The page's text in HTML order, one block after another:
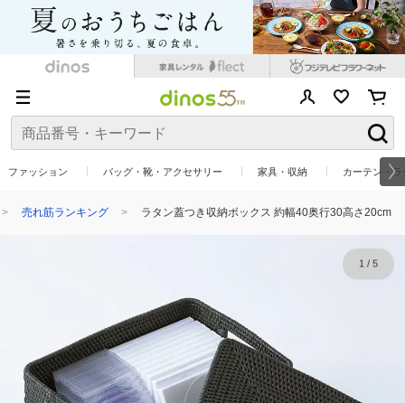
ファッション バッグ・靴・アクセサリー 家具・収納 カーテン・
売れ筋ランキング ラタン蓋つき収納ボックス 約幅40奥行30高さ20cm
1/ 5